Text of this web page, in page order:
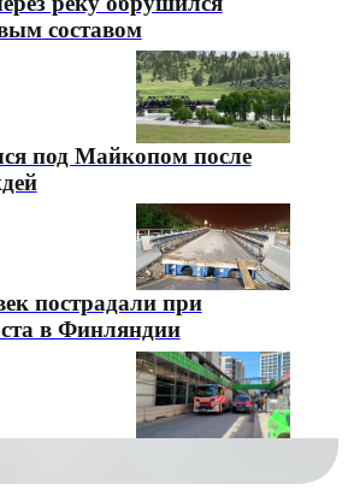
составом
под Майкопом после
пострадали при
в Финляндии